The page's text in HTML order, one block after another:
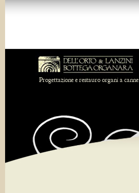
Progettazione e restauro organi a canne